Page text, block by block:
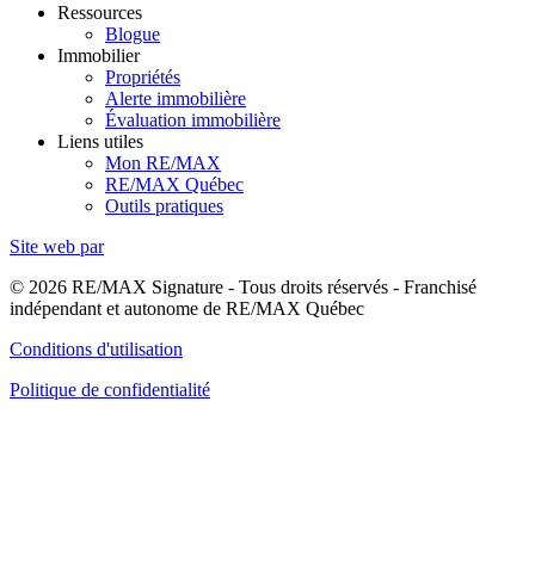
Ressources
Blogue
Immobilier
Propriétés
Alerte immobilière
Évaluation immobilière
Liens utiles
Mon RE/MAX
RE/MAX Québec
Outils pratiques
Site web par
© 2026 RE/MAX Signature - Tous droits réservés - Franchisé
indépendant et autonome de RE/MAX Québec
Conditions d'utilisation
Politique de confidentialité